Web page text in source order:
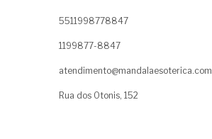
5511998778847
1199877-8847
atendimento@mandalaesoterica.com
Rua dos Otonis, 152